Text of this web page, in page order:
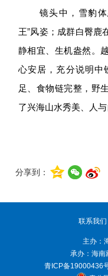
镜头中，雪豹
王”风姿；成群白臀鹿
静相宜、生机盎然。
心安居，充分说明中
足、食物链完整，野
了兴海山水秀美、人
分享到：
联系我们
主办：
承办： 海南
青ICP备19000436